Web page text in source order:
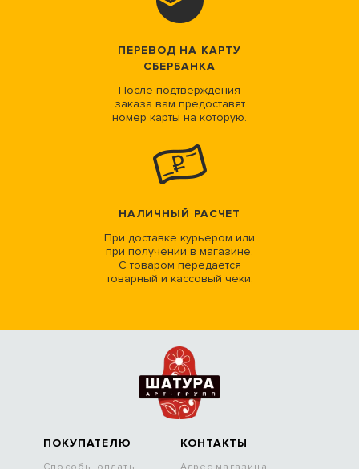
ПЕРЕВОД НА КАРТУ
СБЕРБАНКА
После подтверждения
заказа вам предоставят
номер карты на которую.
НАЛИЧНЫЙ РАСЧЕТ
При доставке курьером или
при получении в магазине.
С товаром передается
товарный и кассовый чеки.
ПОКУПАТЕЛЮ КОНТАКТЫ